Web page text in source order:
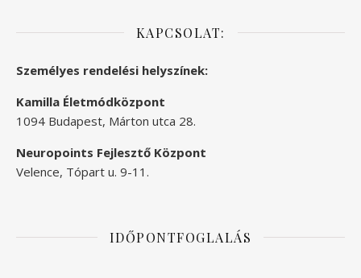
KAPCSOLAT:
Személyes rendelési helyszínek:
Kamilla Életmódközpont
1094 Budapest, Márton utca 28.
Neuropoints Fejlesztő Központ
Velence, Tópart u. 9-11.
IDŐPONTFOGLALÁS